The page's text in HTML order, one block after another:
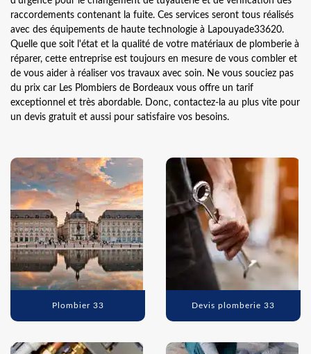
raccordements contenant la fuite. Ces services seront tous réalisés
avec des équipements de haute technologie à Lapouyade33620.
Quelle que soit l'état et la qualité de votre matériaux de plomberie à
réparer, cette entreprise est toujours en mesure de vous combler et
de vous aider à réaliser vos travaux avec soin. Ne vous souciez pas
du prix car Les Plombiers de Bordeaux vous offre un tarif
exceptionnel et très abordable. Donc, contactez-la au plus vite pour
un devis gratuit et aussi pour satisfaire vos besoins.
Plombier 33 Devis plomberie 33